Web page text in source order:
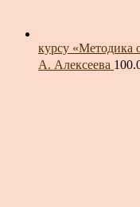
курсу «Методика
А. Алексеева